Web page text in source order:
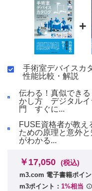
+
手術室デバイスカ
性能比較・解説
伝わる！真似でき
かし方 デジタルイ
門 すぐに...
FUSE資格者が教え
ための原理と意外
がわかる...
￥17,050 (税込)
m3.com 電子書籍ポイン
m3ポイント： 1%相当